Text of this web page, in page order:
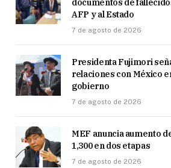
documentos de
AFP y al Estado
7 de agosto de 2026
Presidenta Fujimori
relaciones con México
gobierno
7 de agosto de 2026
MEF anuncia aumento
1,300 en dos etapas
7 de agosto de 2026